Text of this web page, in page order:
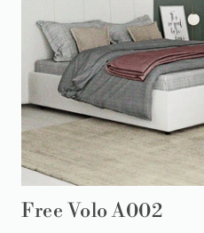
Free Volo A002